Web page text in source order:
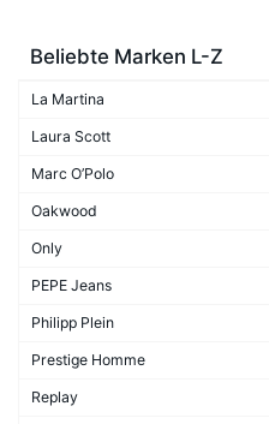
Beliebte Marken L-Z
La Martina
Laura Scott
Marc O’Polo
Oakwood
Only
PEPE Jeans
Philipp Plein
Prestige Homme
Replay